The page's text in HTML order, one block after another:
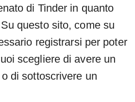
di Tinder in quanto
questo sito, come su
registrarsi per poter
scegliere di avere un
di sottoscrivere un